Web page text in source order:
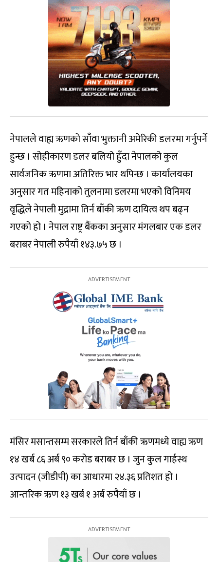
नेपालले वाह्य ऋणको साँवा भुक्तानी अमेरिकी डलरमा गर्नुपर्ने
हुन्छ । सोहीकारण डलर बलियो हुँदा नेपालको कुल
सार्वजनिक ऋणमा अतिरिक्त भार थपिन्छ । कार्यालयका
अनुसार गत महिनाको तुलनामा डलरमा भएको विनिमय
वृद्धिले नेपाली मुद्रामा तिर्न बाँकी ऋण दायित्व थप बढ्न
गएको हो । नेपाल राष्ट्र बैंकका अनुसार मंगलबार एक डलर
बराबर नेपाली रुपैयाँ १४३.७५ छ ।
मंसिर मसान्तसम्म सरकारले तिर्न बाँकी ऋणमध्ये वाह्य ऋण
१४ खर्ब ८६ अर्ब ९० करोड बराबर छ । जुन कुल गार्हस्थ
उत्पादन (जीडीपी) का आधारमा २४.३६ प्रतिशत हो ।
आन्तरिक ऋण १३ खर्ब १ अर्ब रुपैयाँ छ ।